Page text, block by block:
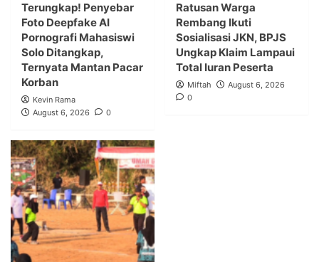
Terungkap! Penyebar
Foto Deepfake AI
Pornografi Mahasiswi
Solo Ditangkap,
Ternyata Mantan Pacar
Korban
Kevin Rama
August 6, 2026
0
Ratusan Warga
Rembang Ikuti
Sosialisasi JKN, BPJS
Ungkap Klaim Lampaui
Total Iuran Peserta
Miftah
August 6, 2026
0